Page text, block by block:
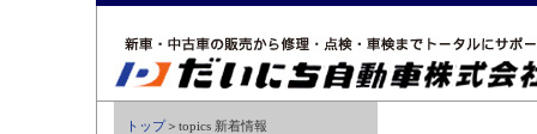
トップ＞topics 新着情報